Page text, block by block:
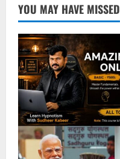
YOU MAY HAVE MISSED